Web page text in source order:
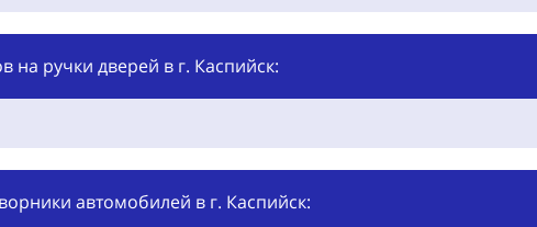
на ручки дверей в г. Каспийск:
автомобилей в г. Каспийск: